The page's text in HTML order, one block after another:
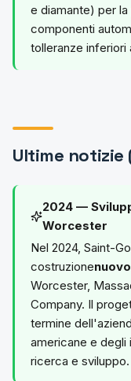
e diamante) per
componenti
tolleranze inferiori
Ultime notizie
2024 —
Worcester
Nel 2024, Saint-
costruzione
Worcester,
Company. Il
termine
americane e degli
ricerca e sviluppo.